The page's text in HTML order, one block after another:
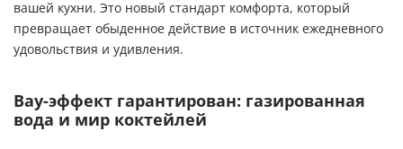
вашей кухни. Это новый стандарт комфорта, который
превращает обыденное действие в источник ежедневного
удовольствия и удивления.
Вау-эффект гарантирован: газированная
вода и мир коктейлей